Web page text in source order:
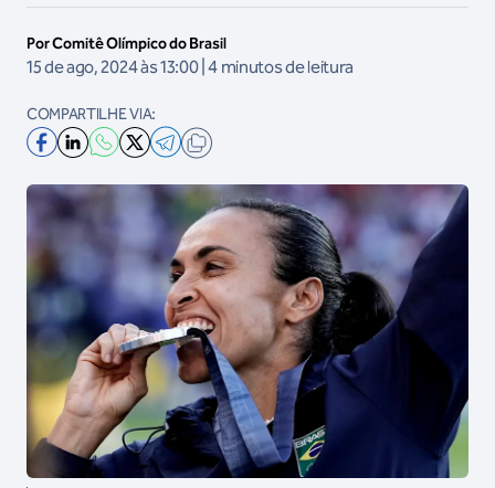
Por Comitê Olímpico do Brasil
15 de ago, 2024 às 13:00 | 4 minutos de leitura
COMPARTILHE VIA: